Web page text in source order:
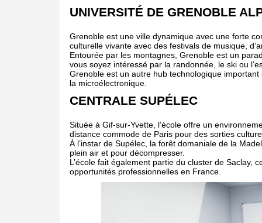
UNIVERSITÉ DE GRENOBLE
Grenoble est une ville dynamique avec une forte
culturelle vivante avec des festivals de musique,
Entourée par les montagnes, Grenoble est un
vous soyez intéressé par la randonnée, le ski ou
Grenoble est un autre hub technologique
la microélectronique.
CENTRALE SUPÉLEC
Située à Gif-sur-Yvette, l’école offre un
distance commode de Paris pour des sorties
À l’instar de Supélec, la forêt domaniale de la
plein air et pour décompresser.
L’école fait également partie du cluster de Saclay,
opportunités professionnelles en France.